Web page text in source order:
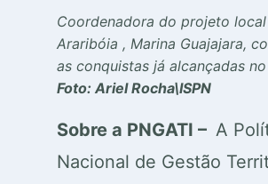
Coordenadora do projeto local
Araribóia , Marina Guajajara,
as conquistas já alcançadas
Foto: Ariel Rocha\ISPN
Sobre a PNGATI – A
Nacional de Gestão